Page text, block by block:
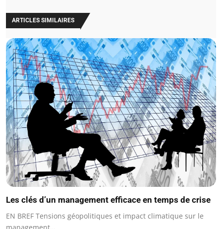
ARTICLES SIMILAIRES
Les clés d’un management efficace en temps de crise
EN BREF Tensions géopolitiques et impact climatique sur le